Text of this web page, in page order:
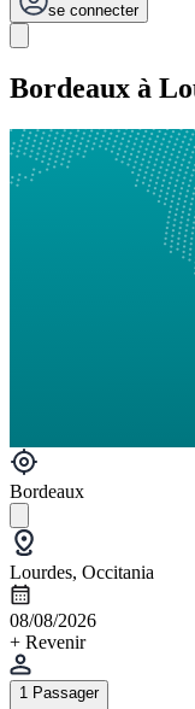
se connecter
Bordeaux à
Bordeaux
Lourdes, Occitania
08/08/2026
+ Revenir
1 Passager